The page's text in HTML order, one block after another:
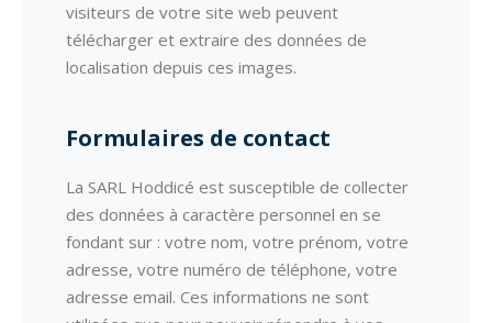
visiteurs de votre site web peuvent
télécharger et extraire des données de
localisation depuis ces images.
Formulaires de contact
La SARL Hoddicé est susceptible de collecter
des données à caractère personnel en se
fondant sur : votre nom, votre prénom, votre
adresse, votre numéro de téléphone, votre
adresse email. Ces informations ne sont